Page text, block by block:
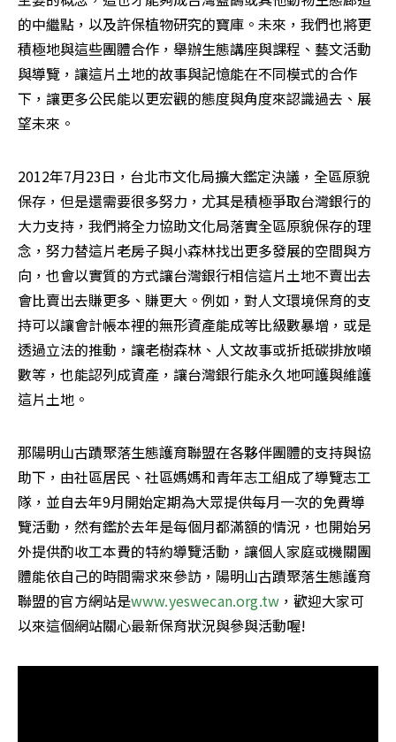
的中繼點，以及許保植物研究的寶庫。未來，我們也將更
積極地與這些團體合作，舉辦生態講座與課程、藝文活動
與導覽，讓這片土地的故事與記憶能在不同模式的合作
下，讓更多公民能以更宏觀的態度與角度來認識過去、展
望未來。
2012年7月23日，台北市文化局擴大鑑定決議，全區原貌
保存，但是還需要很多努力，尤其是積極爭取台灣銀行的
大力支持，我們將全力協助文化局落實全區原貌保存的理
念，努力替這片老房子與小森林找出更多發展的空間與方
向，也會以實質的方式讓台灣銀行相信這片土地不賣出去
會比賣出去賺更多、賺更大。例如，對人文環境保育的支
持可以讓會計帳本裡的無形資產能成等比級數暴增，或是
透過立法的推動，讓老樹森林、人文故事或折抵碳排放噸
數等，也能認列成資產，讓台灣銀行能永久地呵護與維護
這片土地。
那陽明山古蹟聚落生態護育聯盟在各夥伴團體的支持與協
助下，由社區居民、社區媽媽和青年志工組成了導覽志工
隊，並自去年9月開始定期為大眾提供每月一次的免費導
覽活動，然有鑑於去年是每個月都滿額的情況，也開始另
外提供酌收工本費的特約導覽活動，讓個人家庭或機關團
體能依自己的時間需求來參訪，陽明山古蹟聚落生態護育
聯盟的官方網站是www.yeswecan.org.tw ，歡迎大家可
以來這個網站關心最新保育狀況與參與活動喔!